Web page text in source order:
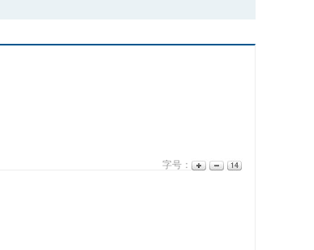
字号：